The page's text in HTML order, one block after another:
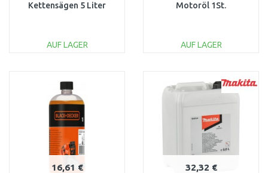
Kettensägen 5 Liter
AUF LAGER
Vergleichen
Motoröl 1St.
AUF LAGER
Vergleichen
16,61 € 32,32 €